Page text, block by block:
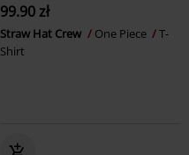
99.90 zł
Straw Hat Crew One Piece
T-
Shirt